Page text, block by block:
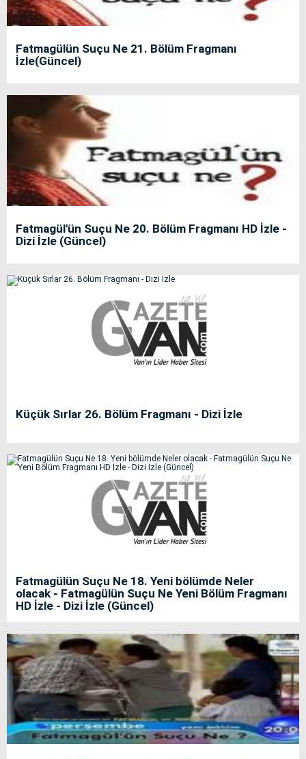
Fatmagülün Suçu Ne 21. Bölüm Fragmanı
İzle(Güncel)
Fatmagül'ün Suçu Ne 20. Bölüm Fragmanı HD İzle -
Dizi İzle (Güncel)
Küçük Sırlar 26. Bölüm Fragmanı - Dizi İzle
Fatmagülün Suçu Ne 18. Yeni bölümde Neler
olacak - Fatmagülün Suçu Ne Yeni Bölüm Fragmanı
HD İzle - Dizi İzle (Güncel)